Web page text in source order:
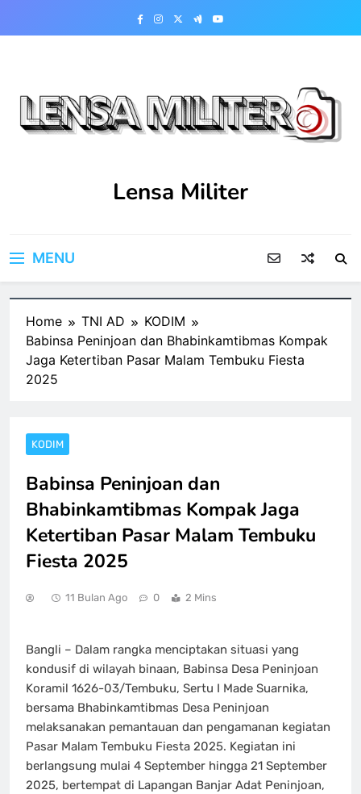
Lensa Militer
MENU
Home TNI AD
KODIM
Babinsa Peninjoan dan Bhabinkamtibmas Kompak
Jaga Ketertiban Pasar Malam Tembuku Fiesta
2025
KODIM
Babinsa Peninjoan dan
Bhabinkamtibmas Kompak Jaga
Ketertiban Pasar Malam Tembuku
Fiesta 2025
11 Bulan Ago 0 2 Mins
Bangli – Dalam rangka menciptakan situasi yang
kondusif di wilayah binaan, Babinsa Desa Peninjoan
Koramil 1626-03/Tembuku, Sertu I Made Suarnika,
bersama Bhabinkamtibmas Desa Peninjoan
melaksanakan pemantauan dan pengamanan kegiatan
Pasar Malam Tembuku Fiesta 2025. Kegiatan ini
berlangsung mulai 4 September hingga 21 September
2025, bertempat di Lapangan Banjar Adat Peninjoan,